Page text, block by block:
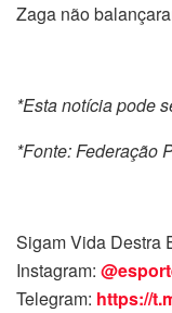
Zaga não
*Esta notícia pode
*Fonte: Federação
Sigam Vida Destra
Instagram:
Telegram: https://